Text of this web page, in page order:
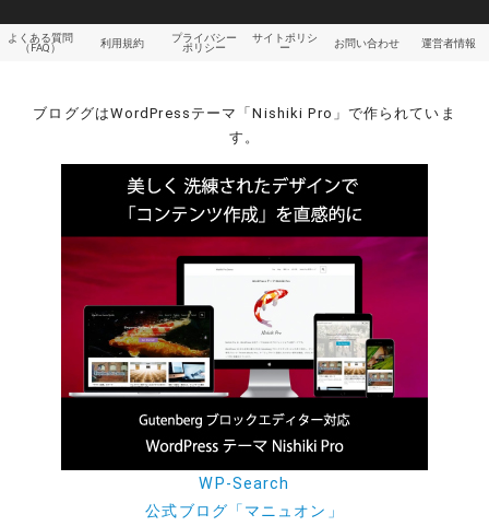
よくある質問
（FAQ）
利用規約
プライバシー
ポリシー
サイトポリシ
ー
お問い合わせ 運営者情報
ブロググはWordPressテーマ「Nishiki Pro」で作られていま
す。
WP-Search
公式ブログ「マニュオン」